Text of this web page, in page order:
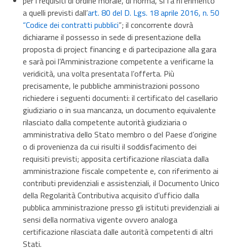
a quelli previsti dall’art. 80 del D. Lgs. 18 aprile 2016, n. 50
“Codice dei contratti pubblici”; il concorrente dovrà
dichiararne il possesso in sede di presentazione della
proposta di project financing e di partecipazione alla gara
e sarà poi l’Amministrazione competente a verificarne la
veridicità, una volta presentata l’offerta. Più
precisamente, le pubbliche amministrazioni possono
richiedere i seguenti documenti: il certificato del casellario
giudiziario o in sua mancanza, un documento equivalente
rilasciato dalla competente autorità giudiziaria o
amministrativa dello Stato membro o del Paese d’origine
o di provenienza da cui risulti il soddisfacimento dei
requisiti previsti; apposita certificazione rilasciata dalla
amministrazione fiscale competente e, con riferimento ai
contributi previdenziali e assistenziali, il Documento Unico
della Regolarità Contributiva acquisito d’ufficio dalla
pubblica amministrazione presso gli istituti previdenziali ai
sensi della normativa vigente ovvero analoga
certificazione rilasciata dalle autorità competenti di altri
Stati.